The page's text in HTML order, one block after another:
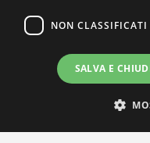
NON CLASSIFICATI
SALVA E